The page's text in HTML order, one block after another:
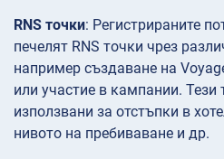
RNS точки: Регистрираните
печелят RNS точки чрез
например създаване на
или участие в кампании.
използвани за отстъпки в
нивото на пребиваване и др.